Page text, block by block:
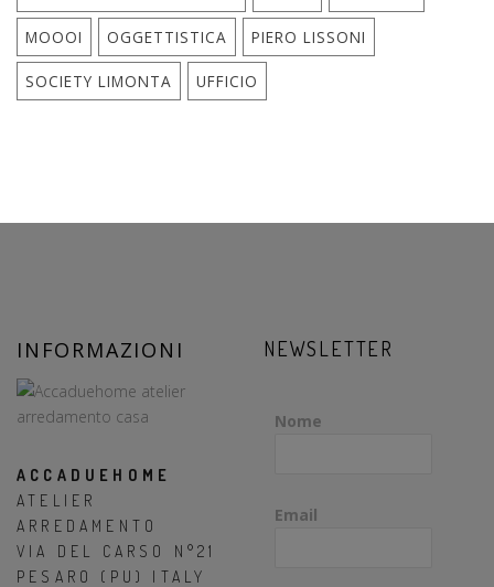
MOOOI OGGETTISTICA PIERO LISSONI
SOCIETY LIMONTA UFFICIO
INFORMAZIONI
ACCADUEHOME
ATELIER
ARREDAMENTO
VIA DEL CARSO N°21
PESARO (PU) ITALY
NEWSLETTER
Nome
Email